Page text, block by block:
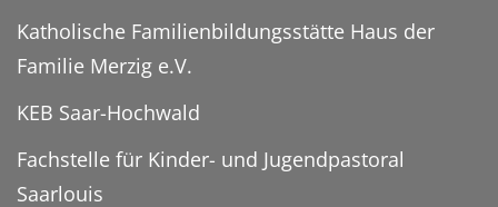
Katholische Familienbildungsstätte Haus der
Familie Merzig e.V.
KEB Saar-Hochwald
Fachstelle für Kinder- und Jugendpastoral
Saarlouis